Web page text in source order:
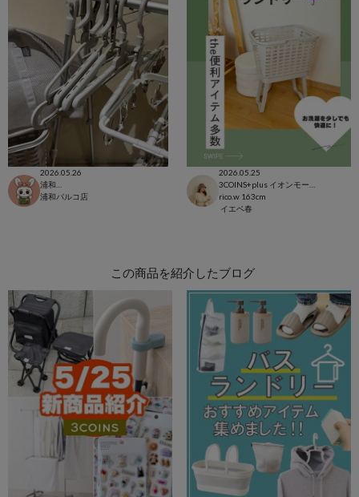
2026.05.26
浦和パルコ店
2026.05.25
rico.w 163cm
イエベ春
この商品を紹介したブログ